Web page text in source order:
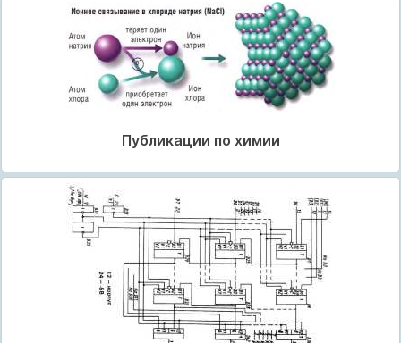
Публикации по химии